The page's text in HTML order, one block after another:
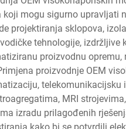
mogu sigurno upravljati
projektiranja sklopova,
tehnologije, izdržljive
proizvodnu opremu,
proizvodnje OEM
MRI
izradu prilagođenih